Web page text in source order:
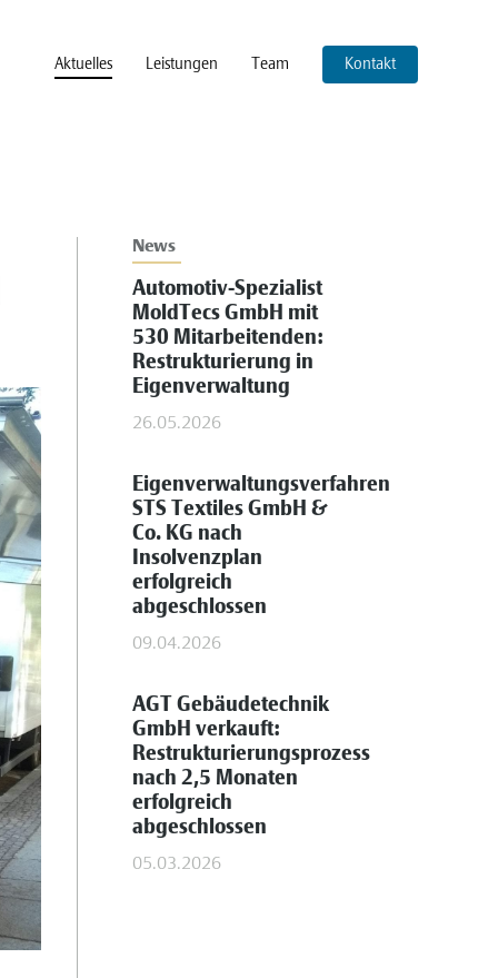
Aktuelles Leistungen Team Kontakt
News
Automotiv-Spezialist
MoldTecs GmbH mit
530 Mitarbeitenden:
Restrukturierung in
Eigenverwaltung
26.05.2026
Eigenverwaltungsverfahren
STS Textiles GmbH &
Co. KG nach
Insolvenzplan
erfolgreich
abgeschlossen
09.04.2026
AGT Gebäudetechnik
GmbH verkauft:
Restrukturierungsprozess
nach 2,5 Monaten
erfolgreich
abgeschlossen
05.03.2026